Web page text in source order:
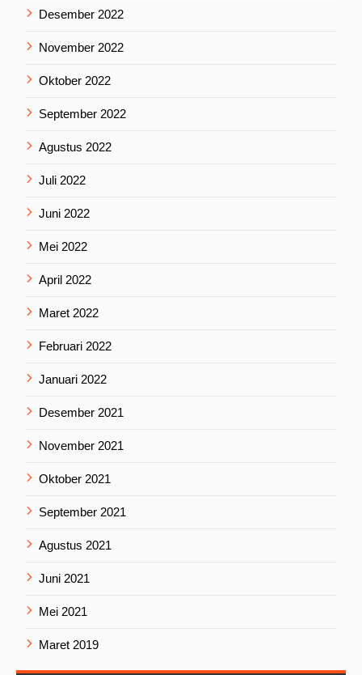
Desember 2022
November 2022
Oktober 2022
September 2022
Agustus 2022
Juli 2022
Juni 2022
Mei 2022
April 2022
Maret 2022
Februari 2022
Januari 2022
Desember 2021
November 2021
Oktober 2021
September 2021
Agustus 2021
Juni 2021
Mei 2021
Maret 2019